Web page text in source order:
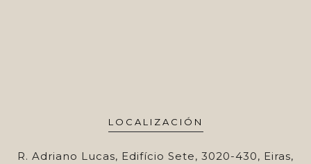
LOCALIZACIÓN
R. Adriano Lucas, Edifício Sete, 3020-430, Eiras,